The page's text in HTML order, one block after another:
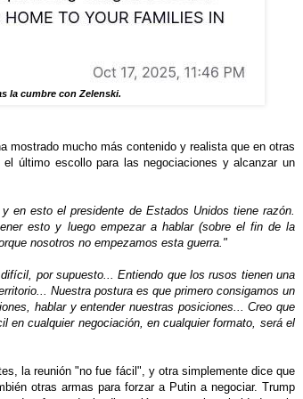
la cumbre con Zelenski.
mostrado mucho más contenido y realista que en otras
último escollo para las negociaciones y alcanzar un
en esto el presidente de Estados Unidos tiene razón.
esto y luego empezar a hablar (sobre el fin de la
nosotros no empezamos esta guerra."
por supuesto... Entiendo que los rusos tienen una
Nuestra postura es que primero consigamos un
hablar y entender nuestras posiciones... Creo que
en cualquier negociación, en cualquier formato, será el
la reunión "no fue fácil", y otra simplemente dice que
otras armas para forzar a Putin a negociar. Trump